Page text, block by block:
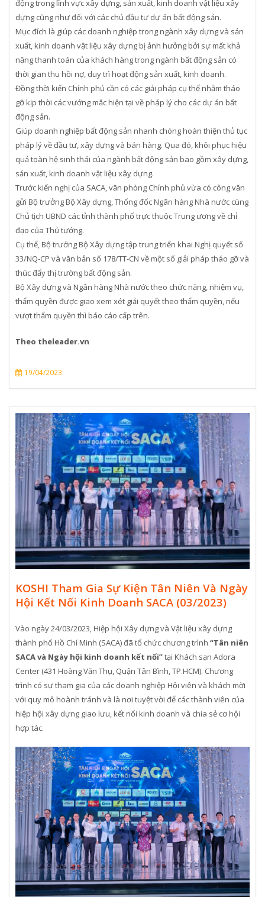
động trong lĩnh vực xây dựng, sản xuất, kinh doanh vật liệu xây
dựng cũng như đối với các chủ đầu tư dự án bất động sản.
Mục đích là giúp các doanh nghiệp trong ngành xây dựng và sản
xuất, kinh doanh vật liệu xây dựng bị ảnh hưởng bởi sự mất khả
năng thanh toán của khách hàng trong ngành bất động sản có
thời gian thu hồi nợ, duy trì hoạt động sản xuất, kinh doanh.
Đồng thời kiến Chính phủ cần có các giải pháp cụ thể nhằm tháo
gỡ kịp thời các vướng mắc hiện tại về pháp lý cho các dự án bất
động sản.
Giúp doanh nghiệp bất động sản nhanh chóng hoàn thiện thủ tục
pháp lý về đầu tư, xây dựng và bán hàng. Qua đó, khôi phục hiệu
quả toàn hệ sinh thái của ngành bất động sản bao gồm xây dựng,
sản xuất, kinh doanh vật liệu xây dựng.
Trước kiến nghị của SACA, văn phòng Chính phủ vừa có công văn
gửi Bộ trưởng Bộ Xây dựng, Thống đốc Ngân hàng Nhà nước cùng
Chủ tịch UBND các tỉnh thành phố trực thuộc Trung ương về chỉ
đạo của Thủ tướng.
Cụ thể, Bộ trưởng Bộ Xây dựng tập trung triển khai Nghị quyết số
33/NQ-CP và văn bản số 178/TT-CN về một số giải pháp tháo gỡ và
thúc đẩy thị trường bất động sản.
Bộ Xây dựng và Ngân hàng Nhà nước theo chức năng, nhiệm vụ,
thẩm quyền được giao xem xét giải quyết theo thẩm quyền, nếu
vượt thẩm quyền thì báo cáo cấp trên.
Theo theleader.vn
19/04/2023
KOSHI Tham Gia Sự Kiện Tân Niên Và Ngày
Hội Kết Nối Kinh Doanh SACA (03/2023)
Vào ngày 24/03/2023, Hiệp hội Xây dựng và Vật liệu xây dựng
thành phố Hồ Chí Minh (SACA) đã tổ chức chương trình “Tân niên
SACA và Ngày hội kinh doanh kết nối”tại Khách sạn Adora
Center (431 Hoàng Văn Thụ, Quận Tân Bình, TP.HCM). Chương
trình có sự tham gia của các doanh nghiệp Hội viên và khách mời
với quy mô hoành tránh và là nơi tuyệt vời để các thành viên của
hiệp hội xây dựng giao lưu, kết nối kinh doanh và chia sẻ cơ hội
hợp tác.